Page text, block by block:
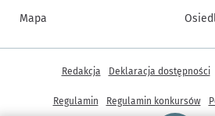
Mapa
Inne informacje
Redakcja Deklaracja dostępności
Regulamin Regulamin konkursów